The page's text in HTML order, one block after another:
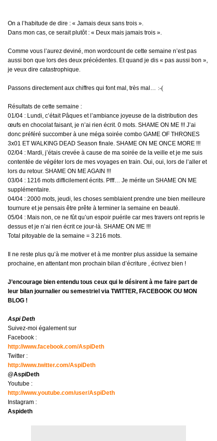
On a l’habitude de dire : « Jamais deux sans trois ».
Dans mon cas, ce serait plutôt : « Deux mais jamais trois ».
Comme vous l’aurez deviné, mon wordcount de cette semaine n’est pas
aussi bon que lors des deux précédentes. Et quand je dis « pas aussi bon »,
je veux dire catastrophique.
Passons directement aux chiffres qui font mal, très mal… :-(
Résultats de cette semaine :
01/04 : Lundi, c’était Pâques et l’ambiance joyeuse de la distribution des
œufs en chocolat faisant, je n’ai rien écrit. 0 mots. SHAME ON ME !!! J’ai
donc préféré succomber à une méga soirée combo GAME OF THRONES
3x01 ET WALKING DEAD Season finale. SHAME ON ME ONCE MORE !!!
02/04 : Mardi, j’étais crevée à cause de ma soirée de la veille et je me suis
contentée de végéter lors de mes voyages en train. Oui, oui, lors de l’aller et
lors du retour. SHAME ON ME AGAIN !!!
03/04 : 1216 mots difficilement écrits. Pfff… Je mérite un SHAME ON ME
supplémentaire.
04/04 : 2000 mots, jeudi, les choses semblaient prendre une bien meilleure
tournure et je pensais être prête à terminer la semaine en beauté.
05/04 : Mais non, ce ne fût qu’un espoir puérile car mes travers ont repris le
dessus et je n’ai rien écrit ce jour-là. SHAME ON ME !!!
Total pitoyable de la semaine = 3.216 mots.
Il ne reste plus qu’à me motiver et à me montrer plus assidue la semaine
prochaine, en attentant mon prochain bilan d’écriture , écrivez bien !
J’encourage bien entendu tous ceux qui le désirent à me faire part de
leur bilan journalier ou semestriel via TWITTER, FACEBOOK OU MON
BLOG !
Aspi Deth
Suivez-moi également sur
Facebook :
http://www.facebook.com/AspiDeth
Twitter :
http://www.twitter.com/AspiDeth
@AspiDeth
Youtube :
http://www.youtube.com/user/AspiDeth
Instagram :
Aspideth